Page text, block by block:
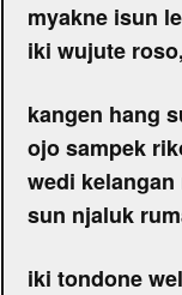
myakne isun
iki wujute
kangen hang
ojo sampek
wedi
sun njaluk
iki tondone